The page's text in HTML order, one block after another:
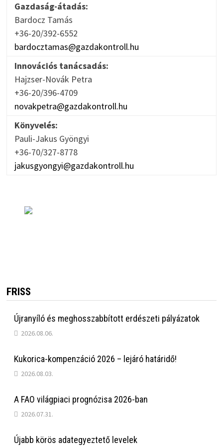
Gazdaság-átadás:
Bardocz Tamás
+36-20/392-6552
bardocztamas@gazdakontroll.hu
Innovációs tanácsadás:
Hajzser-Novák Petra
+36-20/396-4709
novakpetra@gazdakontroll.hu
Könyvelés:
Pauli-Jakus Gyöngyi
+36-70/327-8778
jakusgyongyi@gazdakontroll.hu
FRISS
Újranyíló és meghosszabbított erdészeti pályázatok
2026.08.06.
Kukorica-kompenzáció 2026 – lejáró határidő!
2026.08.03.
A FAO világpiaci prognózisa 2026-ban
2026.07.31.
Újabb körös adategyeztető levelek